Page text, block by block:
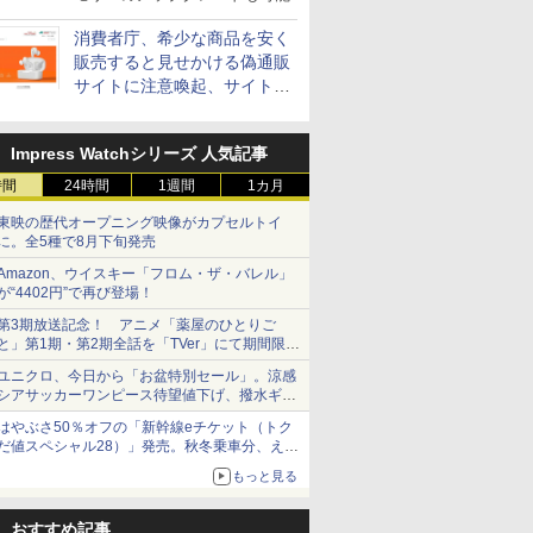
消費者庁、希少な商品を安く
販売すると見せかける偽通販
サイトに注意喚起、サイト名
Impress Watchシリーズ 人気記事
24時間 1週間 1カ月
映の歴代オープニング映像がカプセルトイ
。全5種で8月下旬発売
、ウイスキー「フロム・ザ・バレル」
“4402円”で再び登場！
3期放送記念！ アニメ「薬屋のひとりご
」第1期・第2期全話を「TVer」にて期間限定
順次無料配信開始
ニクロ、今日から「お盆特別セール」。涼感
アサッカーワンピース待望値下げ、撥水ギア
ョーツは1990円に
やぶさ50％オフの「新幹線eチケット（トク
値スペシャル28）」発売。秋冬乗車分、えき
もっと見る